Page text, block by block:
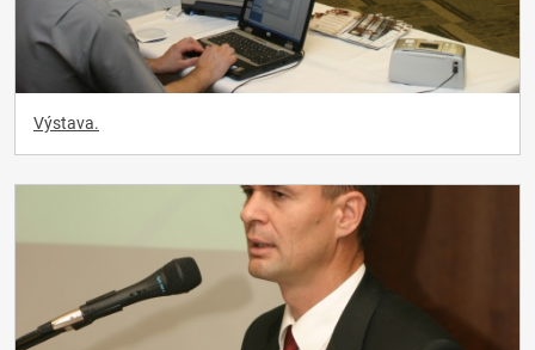
Výstava.